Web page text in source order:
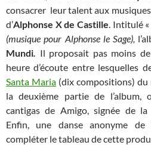
consacrer leur talent aux
d’Alphonse X de Castille . Intitulé «
(musique pour Alphonse le Sage),
Mundi
Il proposait pas moins
heure d’écoute entre lesquelles
Santa Maria (dix compositions) du
la deuxième partie de
cantigas de Amigo, signée de
Enfin, une danse anonyme
compléter le tableau de cette